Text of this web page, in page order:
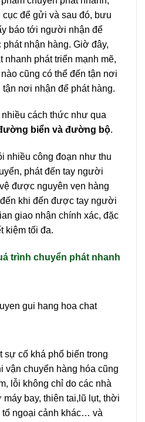
để gửi và sau đó, bưu
báo tới người nhận để
nhận hàng. Giờ đây,
nhanh phát triển mạnh mẽ,
cũng có thể đến tận nơi
nơi nhận để phát hàng.
cách thức như qua
biển và đường bộ.
nhiều công đoạn như thu
phát đến tay người
được nguyên vẹn hàng
khi đến được tay người
giao nhận chính xác, đặc
kiệm tối đa.
trình chuyển phát nhanh
gui hang hoa chat
sự cố khá phổ biến trong
vận chuyển hàng hóa cũng
lỗi không chỉ do các nhà
bay, thiên tai,lũ lụt, thời
ngoại cảnh khác… và